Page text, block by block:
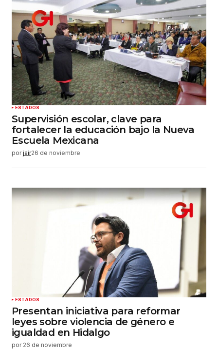
ESTADOS
Supervisión escolar, clave para
fortalecer la educación bajo la Nueva
Escuela Mexicana
por jair26 de noviembre
ESTADOS
Presentan iniciativa para reformar
leyes sobre violencia de género e
igualdad en Hidalgo
por 26 de noviembre